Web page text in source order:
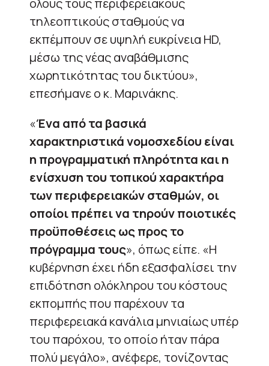
τηλεοπτικούς σταθμούς να
εκπέμπουν σε υψηλή ευκρίνεια HD,
μέσω της νέας αναβάθμισης
χωρητικότητας του δικτύου»,
επεσήμανε ο κ. Μαρινάκης.
«Ένα από τα βασικά
χαρακτηριστικά νομοσχεδίου είναι
η προγραμματική πληρότητα και η
ενίσχυση του τοπικού χαρακτήρα
των περιφερειακών σταθμών, οι
οποίοι πρέπει να τηρούν ποιοτικές
προϋποθέσεις ως προς το
πρόγραμμα τους», όπως είπε. «Η
κυβέρνηση έχει ήδη εξασφαλίσει την
επιδότηση ολόκληρου του κόστους
εκπομπής που παρέχουν τα
περιφερειακά κανάλια μηνιαίως υπέρ
του παρόχου, το οποίο ήταν πάρα
πολύ μεγάλο», ανέφερε, τονίζοντας